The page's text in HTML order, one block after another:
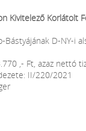
Kivitelező Korlátolt
Bástyájának D-NY-i
,- Ft, azaz nettó
II/220/2021